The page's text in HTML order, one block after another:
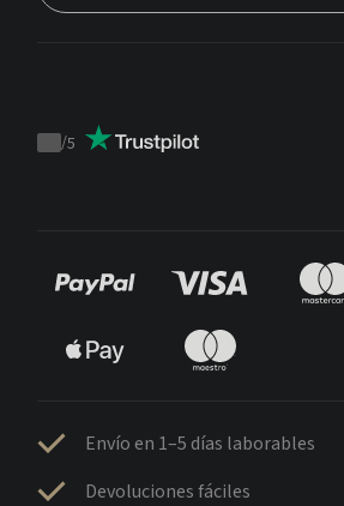
Trustpilot
/5
Envío en 1–5 días laborables
Devoluciones fáciles